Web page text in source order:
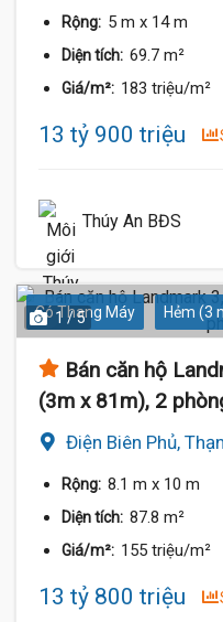
Rộng: 5 m x 14 m
Diện tích: 69.7 m²
Giá/m²: 183 triệu/m²
13 tỷ 900 triệu
Thúy An BĐS
Có Thang Máy Hẻm (3
1 / 5
Bán căn hộ
(3m x 81m), 2
Điện Biên Phủ,
Rộng: 8.1 m x 10 m
Diện tích: 87.8 m²
Giá/m²: 155 triệu/m²
13 tỷ 800 triệu